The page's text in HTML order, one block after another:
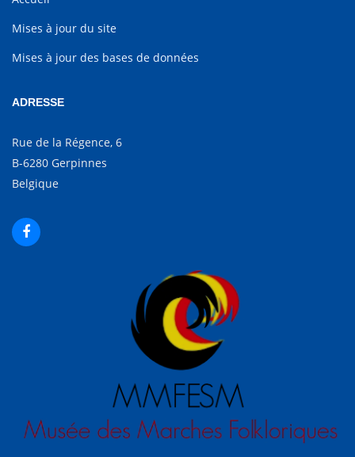
Mises à jour du site
Mises à jour des bases de données
ADRESSE
Rue de la Régence, 6
B-6280 Gerpinnes
Belgique